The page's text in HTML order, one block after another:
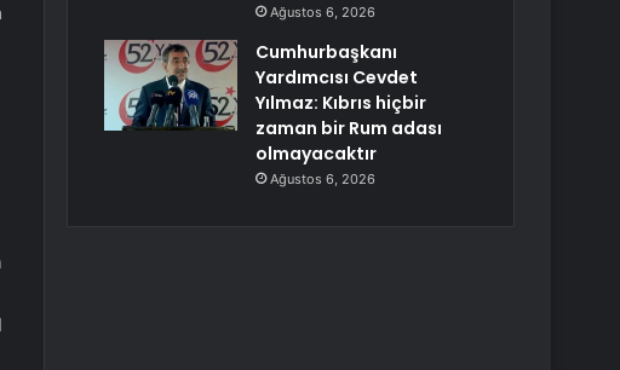
Ağustos 6, 2026
Cumhurbaşkanı
Yardımcısı Cevdet
Yılmaz: Kıbrıs hiçbir
zaman bir Rum adası
olmayacaktır
Ağustos 6, 2026